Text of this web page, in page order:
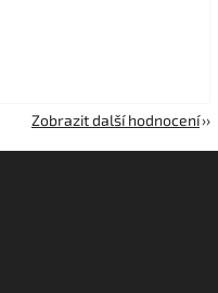
Zobrazit další hodnocení